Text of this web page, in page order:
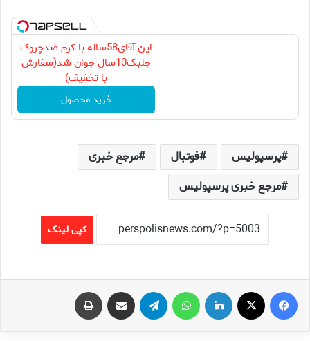
این آقای58ساله با کرم ضدچروک
جلبک10سال جوان شد(سفارش
با تخفیف)
خرید محصول
پرسپولیس فوتبال
مرجع خبری
مرجع خبری پرسپولیس
کپی لینک
فیس بوک لینکدین تلگرام اشتراک گذاری از طریق ایمیل